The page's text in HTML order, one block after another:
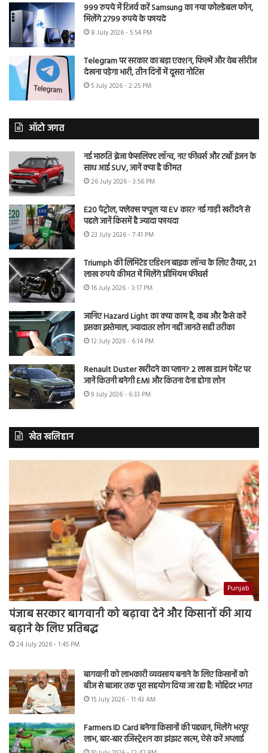
999 रुपये में रिजर्व करें Samsung का नया फोल्डेबल फोन,
मिलेंगे 2799 रुपये के फायदे
8 July 2026 - 5:54 PM
Telegram पर सरकार का बड़ा एक्शन, फिल्में और वेब सीरीज
देखना पड़ेगा भारी, तीन दिनों में दूसरा नोटिस
5 July 2026 - 2:25 PM
ऑटो जगत
नई मारुति ब्रेजा फेसलिफ्ट लॉन्च, नए फीचर्स और टर्बो इंजन के
साथ आई SUV, जानें क्या है कीमत
26 July 2026 - 3:56 PM
E20 पेट्रोल, फ्लेक्स फ्यूल या EV कार? नई गाड़ी खरीदने से
पहले जानें किसमें है ज्यादा फायदा
23 July 2026 - 7:41 PM
Triumph की लिमिटेड एडिशन बाइक लॉन्च के लिए तैयार, 21
लाख रुपये कीमत में मिलेंगे प्रीमियम फीचर्स
16 July 2026 - 3:17 PM
जानिए Hazard Light का क्या काम है, कब और कैसे करें
इसका इस्तेमाल, ज्यादातर लोग नहीं जानते सही तरीका
12 July 2026 - 6:14 PM
Renault Duster खरीदने का प्लान? 2 लाख डाउन पेमेंट पर
जानें कितनी बनेगी EMI और कितना देना होगा लोन
9 July 2026 - 6:33 PM
खेत खलिहान
Punjab
पंजाब सरकार बागवानी को बढ़ावा देने और किसानों की आय
बढ़ाने के लिए प्रतिबद्ध
24 July 2026 - 1:45 PM
बागवानी को लाभकारी व्यवसाय बनाने के लिए किसानों को
बीज से बाजार तक पूरा सहयोग दिया जा रहा है: मोहिंदर भगत
15 July 2026 - 11:43 AM
Farmers ID Card बनेगा किसानों की पहचान, मिलेंगे भरपूर
लाभ, बार-बार रजिस्ट्रेशन का झंझट खत्म, ऐसे करें अप्लाई